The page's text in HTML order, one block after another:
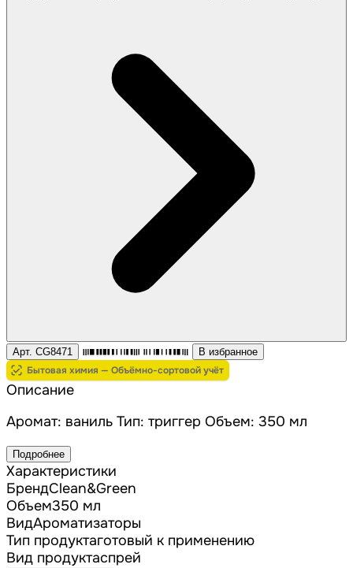
Арт. CG8471 В избранное
Бытовая химия — Объёмно-сортовой учёт
Описание
Аромат: ваниль Тип: триггер Объем: 350 мл
Подробнее
Характеристики
БрендClean&Green
Объем350 мл
ВидАроматизаторы
Тип продуктаготовый к применению
Вид продуктаспрей